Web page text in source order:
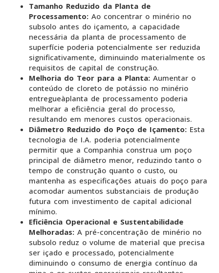
Tamanho Reduzido da Planta de
Processamento: Ao concentrar o minério no
subsolo antes do içamento, a capacidade
necessária da planta de processamento de
superfície poderia potencialmente ser reduzida
significativamente, diminuindo materialmente os
requisitos de capital de construção.
Melhoria do Teor para a Planta: Aumentar o
conteúdo de cloreto de potássio no minério
entregueàplanta de processamento poderia
melhorar a eficiência geral do processo,
resultando em menores custos operacionais.
Diâmetro Reduzido do Poço de Içamento: Esta
tecnologia de I.A. poderia potencialmente
permitir que a Companhia construa um poço
principal de diâmetro menor, reduzindo tanto o
tempo de construção quanto o custo, ou
mantenha as especificações atuais do poço para
acomodar aumentos substanciais de produção
futura com investimento de capital adicional
mínimo.
Eficiência Operacional e Sustentabilidade
Melhoradas: A pré-concentração de minério no
subsolo reduz o volume de material que precisa
ser içado e processado, potencialmente
diminuindo o consumo de energia contínuo da